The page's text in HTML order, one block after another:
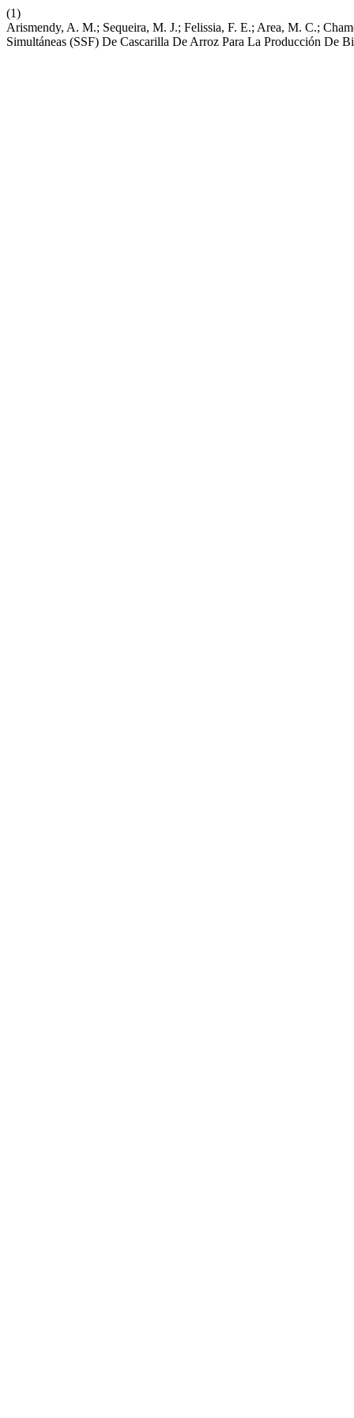
(1)
Arismendy, A. M.; Sequeira, M. J.; Felissia, F. E.; Area, M. C.;
Simultáneas (SSF) De Cascarilla De Arroz Para La Producción De